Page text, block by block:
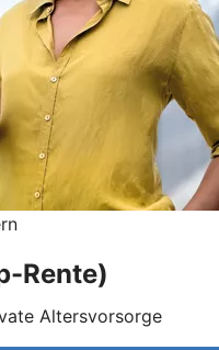
Rente)
Altersvorsorge